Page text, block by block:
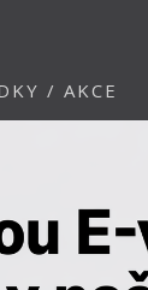
/ AKCE